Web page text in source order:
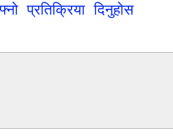
प्रतिक्रिया दिनुहोस